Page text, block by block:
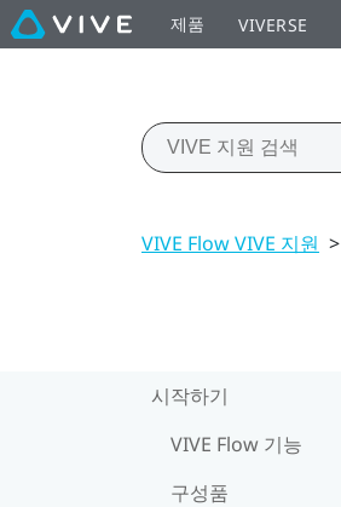
제품 VIVERSE
VIVE Flow VIVE 지원 >
시작하기
VIVE Flow 기능
구성품